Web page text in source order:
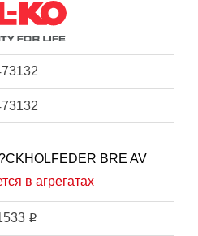
BRE AV
в агрегатах
i